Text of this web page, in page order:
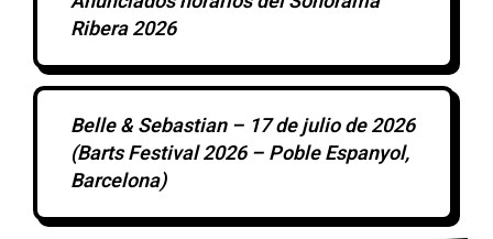
Ribera 2026
Belle & Sebastian – 17 de julio de 2026
(Barts Festival 2026 – Poble Espanyol,
Barcelona)